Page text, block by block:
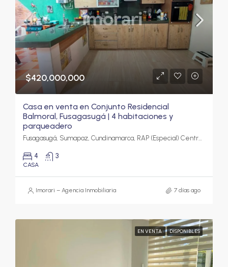
$420,000,000
Casa en venta en Conjunto Residencial
Balmoral, Fusagasugá | 4 habitaciones y
parqueadero
Fusagasugá, Sumapaz, Cundinamarca, RAP (Especial) Central, Colombia
4 3
CASA
Imorari – Agencia Inmobiliaria 7 días ago
EN VENTA DISPONIBLES